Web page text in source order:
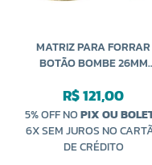
MATRIZ PARA FORRAR
BOTÃO BOMBE 26MM
R$ 121,00
5% OFF NOPIX OU
6X SEM JUROS NO
DE CRÉDITO